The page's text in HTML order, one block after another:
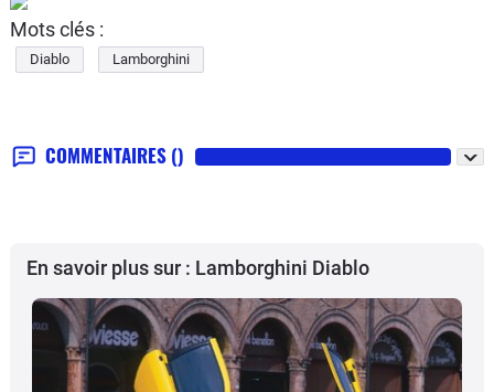
Mots clés :
Diablo Lamborghini
COMMENTAIRES ()
En savoir plus sur : Lamborghini Diablo